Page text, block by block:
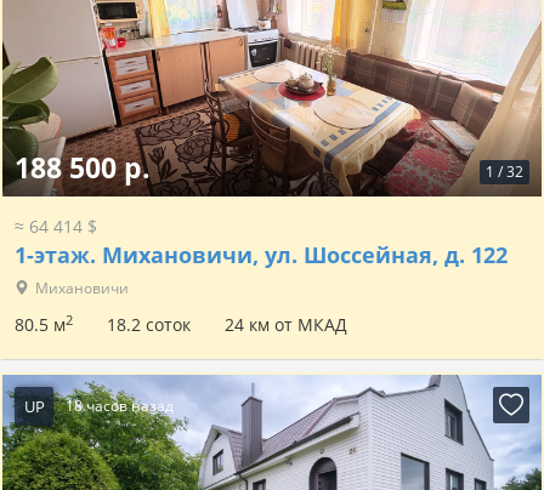
1 /32
188 500 р.
≈ 64 414 $
1-этаж. Михановичи, ул. Шоссейная, д. 122
Михановичи
80.5 м2 18.2 соток 24 км от МКАД
UP 18 часов назад